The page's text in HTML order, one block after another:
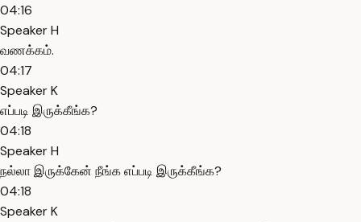
04:16
Speaker H
வணக்கம்.
04:17
Speaker K
எப்படி இருக்கீங்க?
04:18
Speaker H
நல்லா இருக்கேன் நீங்க எப்படி இருக்கீங்க?
04:18
Speaker K